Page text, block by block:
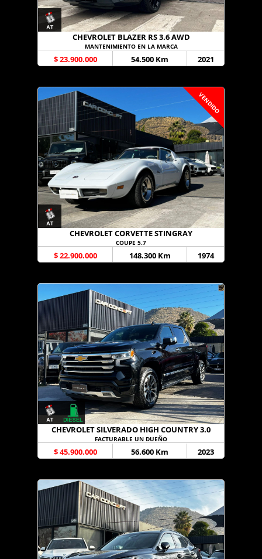
CHEVROLET BLAZER RS 3.6 AWD
MANTENIMIENTO EN LA MARCA
$ 23.900.000 54.500 Km 2021
VENDIDO
CHEVROLET CORVETTE STINGRAY
COUPE 5.7
$ 22.900.000 148.300 Km 1974
CHEVROLET SILVERADO HIGH COUNTRY 3.0
FACTURABLE UN DUEÑO
$ 45.900.000 56.600 Km 2023